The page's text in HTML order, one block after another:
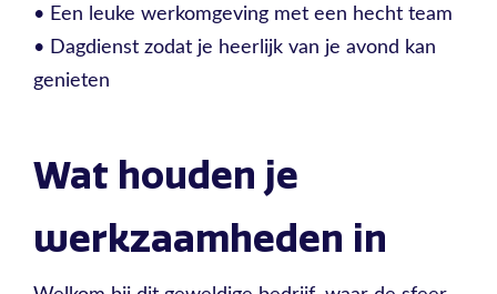
• Een leuke werkomgeving met een hecht team
• Dagdienst zodat je heerlijk van je avond kan
genieten
Wat houden je
werkzaamheden in